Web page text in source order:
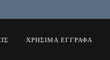
ΧΡΗΣΙΜΑ ΕΓΓΡΑΦΑ